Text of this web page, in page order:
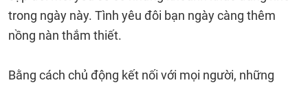
trong ngày này. Tình yêu đôi bạn ngày càng thêm
nồng nàn thắm thiết.
Bằng cách chủ động kết nối với mọi người, những